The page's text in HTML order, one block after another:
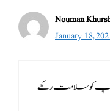
Nouman
January 18,
أپ کو سلامت رکھے